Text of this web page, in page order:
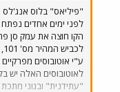
"פיליאס" בלוס אנג'לס
לפני ימים אחדים
לאוטובוסים האלה יש
"עתידנית" ובגוני